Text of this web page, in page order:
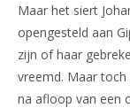
Maar het siert
opengesteld aan
zijn of haar
vreemd. Maar
na afloop van een